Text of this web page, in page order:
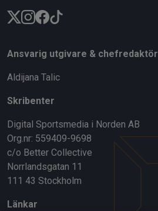
Ansvarig utgivare & chefredaktör
Aldijana Talic
Skribenter
Digital Sportsmedia i Norden AB
Org.nr: 559409-9698
c/o Better Collective
Norrlandsgatan 11
111 43 Stockholm
Länkar